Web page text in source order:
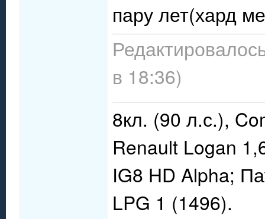
пару лет(хард
в 18:36)
8кл. (90 л.с.),
Renault Logan
IG8 HD Alpha;
LPG 1 (1496).